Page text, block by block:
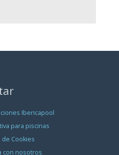
Ibericapool
para piscinas
de Cookies
con nosotros